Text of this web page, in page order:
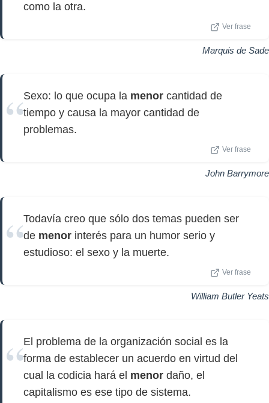
como la otra.
Ver frase
Marquis de Sade
Sexo: lo que ocupa la menor cantidad de
tiempo y causa la mayor cantidad de
problemas.
Ver frase
John Barrymore
Todavía creo que sólo dos temas pueden ser
de menor interés para un humor serio y
estudioso: el sexo y la muerte.
Ver frase
William Butler Yeats
El problema de la organización social es la
forma de establecer un acuerdo en virtud del
cual la codicia hará el menor daño, el
capitalismo es ese tipo de sistema.